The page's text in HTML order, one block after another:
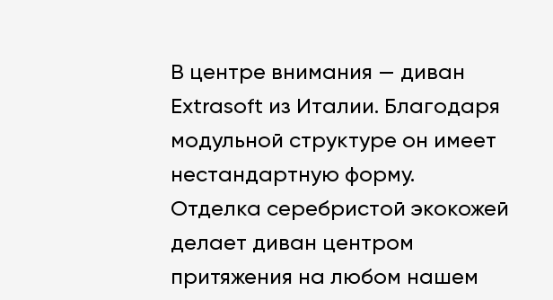
В центре внимания — диван
Extrasoft из Италии. Благодаря
модульной структуре он имеет
нестандартную форму.
Отделка серебристой экокожей
делает диван центром
притяжения на любом нашем